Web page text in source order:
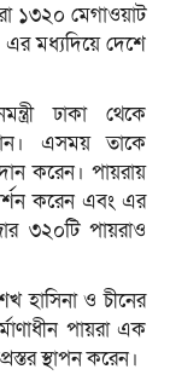
১৩২০ মেগাওয়াট
এর মধ্যদিয়ে দেশে
ঢাকা থেকে
এসময় তাকে
করেন। পায়রায়
করেন এবং এর
৩২০টি পায়রাও
হাসিনা ও চীনের
পায়রা এক
স্থাপন করেন।